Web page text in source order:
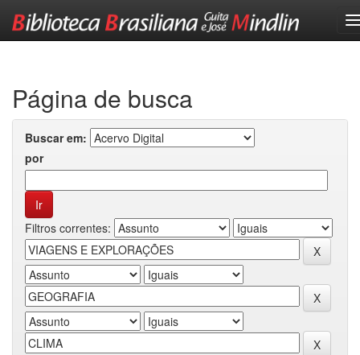
Página de busca
Buscar em:
por
Filtros correntes: